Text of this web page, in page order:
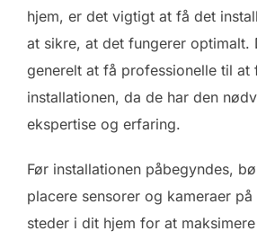
hjem, er det vigtigt at få det
at sikre, at det fungerer optimalt.
generelt at få professionelle til at
installationen, da de har den
ekspertise og erfaring.
Før installationen påbegyndes,
placere sensorer og kameraer
steder i dit hjem for at